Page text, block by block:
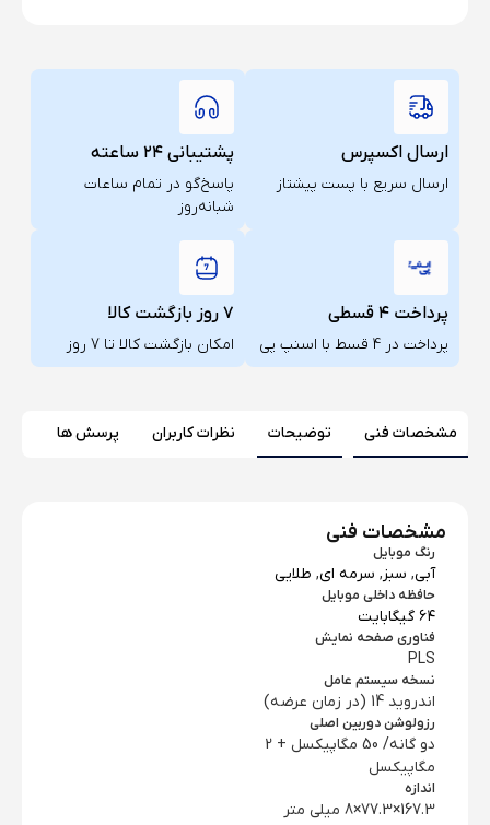
ارسال اکسپرس
ارسال سریع با پست پیشتاز
پشتیبانی ۲۴ ساعته
پاسخ‌گو در تمام ساعات
شبانه‌روز
پرداخت ۴ قسطی
پرداخت در 4 قسط با اسنپ پی
۷ روز بازگشت کالا
امکان بازگشت کالا تا 7 روز
مشخصات فنی توضیحات نظرات کاربران پرسش ها
مشخصات فنی
رنگ موبایل
آبی, سبز, سرمه ای, طلایی
حافظه داخلی موبایل
۶۴ گیگابایت
فناوری صفحه‌ نمایش
PLS
نسخه سیستم عامل
اندروید 14 (در زمان عرضه)
رزولوشن دوربین اصلی
دو گانه/ 50 مگاپیکسل + 2
مگاپیکسل
اندازه
167.3×77.3×8 میلی‌ متر